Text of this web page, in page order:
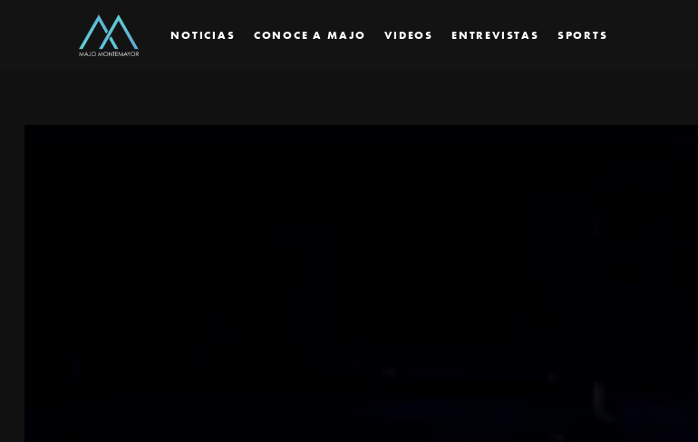
NOTICIAS CONOCE A MAJO VIDEOS ENTREVISTAS SPORTS